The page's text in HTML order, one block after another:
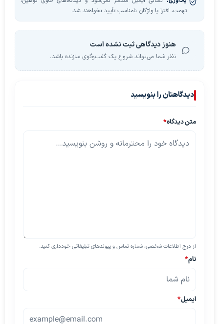
تهمت، افترا یا واژگان نامناسب تأیید نخواهند شد.
هنوز دیدگاهی ثبت نشده است
نظر شما می‌تواند شروع یک گفت‌وگوی سازنده باشد.
دیدگاهتان را بنویسید
متن دیدگاه*
از درج اطلاعات شخصی، شماره تماس و پیوندهای تبلیغاتی خودداری کنید.
نام*
ایمیل*